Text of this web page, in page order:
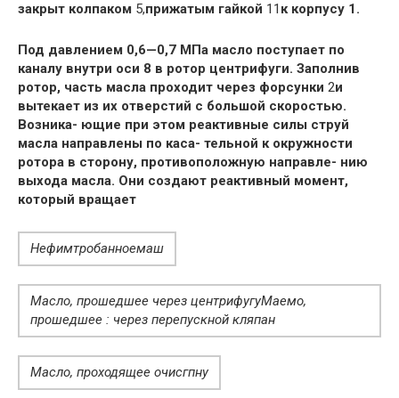
закрыт колпаком 5,прижатым гайкой 11 к корпусу 1.
Под давлением 0,6—0,7 МПа масло поступает по
каналу внутри оси 8 в ротор центрифуги. Заполнив
ротор, часть масла проходит через форсунки 2и
вытекает из их отверстий с большой скоростью.
Возника- ющие при этом реактивные силы струй
масла направлены по каса- тельной к окружности
ротора в сторону, противоположную направле- нию
выхода масла. Они создают реактивный момент,
который вращает
Нефимтробанноемаш
Масло, прошедшее через центрифугуМаемо,
прошедшее : через перепускной кляпан
Масло, проходящее очисгпну